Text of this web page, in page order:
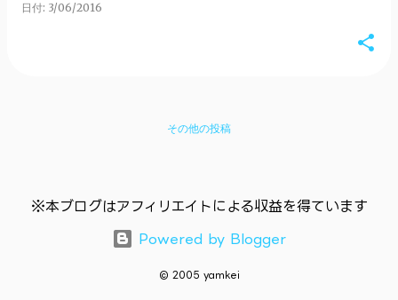
日付: 3/06/2016
その他の投稿
※本ブログはアフィリエイトによる収益を得ています
Powered by Blogger
© 2005 yamkei